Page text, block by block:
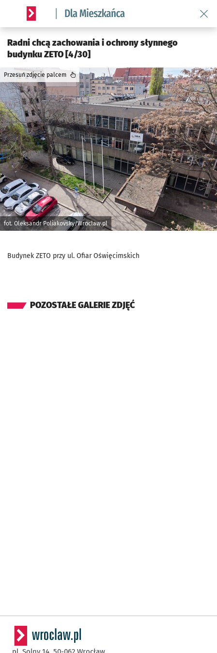
Serwis informacyjny wroclaw.pl podserwis: Dla mieszkańca
Radni chcą zachowania i ochrony słynnego
budynku ZETO [4/30]
fot. Oleksandr Poliakovsky/Wroclaw.pl
Przesuń zdjęcie palcem
Budynek ZETO przy ul. Ofiar Oświęcimskich
POZOSTAŁE GALERIE ZDJĘĆ